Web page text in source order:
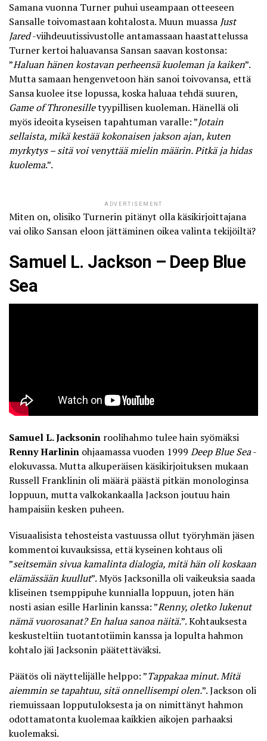
Samana vuonna Turner puhui useampaan otteeseen
Sansalle toivomastaan kohtalosta. Muun muassa Just
Jared-viihdeuutissivustolle antamassaan haastattelussa
Turner kertoi haluavansa Sansan saavan kostonsa:
”Haluan hänen kostavan perheensä kuoleman ja kaiken”.
Mutta samaan hengenvetoon hän sanoi toivovansa, että
Sansa kuolee itse lopussa, koska haluaa tehdä suuren,
Game of Thronesilletyypillisen kuoleman. Hänellä oli
myös ideoita kyseisen tapahtuman varalle: ”Jotain
sellaista, mikä kestää kokonaisen jakson ajan, kuten
myrkytys – sitä voi venyttää mielin määrin. Pitkä ja hidas
kuolema.”.
ADVERTISEMENT
Miten on, olisiko Turnerin pitänyt olla käsikirjoittajana
vai oliko Sansan eloon jättäminen oikea valinta tekijöiltä?
Samuel L. Jackson – Deep Blue
Sea
Samuel L. Jacksonin roolihahmo tulee hain syömäksi
Renny Harlinin ohjaamassa vuoden 1999 Deep Blue Sea-
elokuvassa. Mutta alkuperäisen käsikirjoituksen mukaan
Russell Franklinin oli määrä päästä pitkän monologinsa
loppuun, mutta valkokankaalla Jackson joutuu hain
hampaisiin kesken puheen.
Visuaalisista tehosteista vastuussa ollut työryhmän jäsen
kommentoi kuvauksissa, että kyseinen kohtaus oli
”seitsemän sivua kamalinta dialogia, mitä hän oli koskaan
elämässään kuullut”. Myös Jacksonilla oli vaikeuksia saada
kliseinen tsemppipuhe kunnialla loppuun, joten hän
nosti asian esille Harlinin kanssa: ”Renny, oletko lukenut
nämä vuorosanat? En halua sanoa näitä.”. Kohtauksesta
keskusteltiin tuotantotiimin kanssa ja lopulta hahmon
kohtalo jäi Jacksonin päätettäväksi.
Päätös oli näyttelijälle helppo: ”Tappakaa minut. Mitä
aiemmin se tapahtuu, sitä onnellisempi olen.”. Jackson oli
riemuissaan lopputuloksesta ja on nimittänyt hahmon
odottamatonta kuolemaa kaikkien aikojen parhaaksi
kuolemaksi.